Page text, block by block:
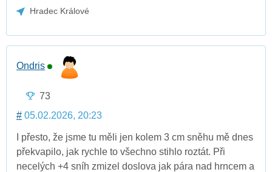
Hradec Králové
Ondris
73
# 05.02.2026, 20:23
I přesto, že jsme tu měli jen kolem 3 cm sněhu mě dnes
překvapilo, jak rychle to všechno stihlo roztát. Při
necelých +4 sníh zmizel doslova jak pára nad hrncem a